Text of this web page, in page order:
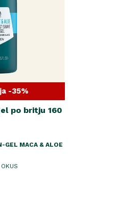
-35%
po britju 160
GEL MACA & ALOE